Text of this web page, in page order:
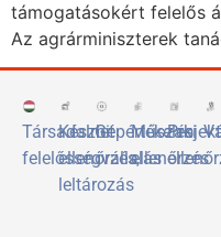
támogatásokért felelős
Az agrárminiszterek
Társadalmi
felelősségvállalás
Készlet
ellenőrzés,
leltározás
Gépértékelés
Műszaki
ellenőrzés
Projekt